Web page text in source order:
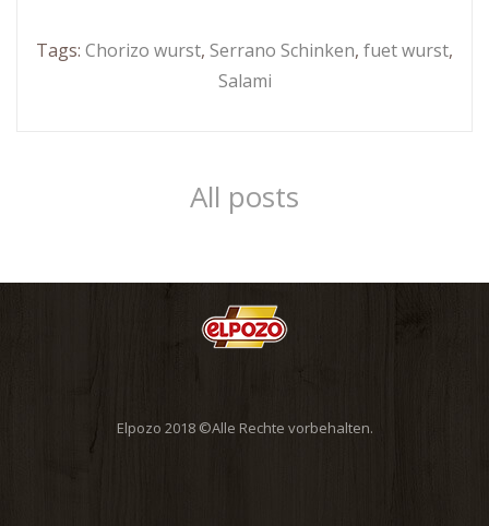
Tags: Chorizo wurst, Serrano Schinken, fuet wurst,
Salami
All posts
Elpozo 2018 ©Alle Rechte vorbehalten.